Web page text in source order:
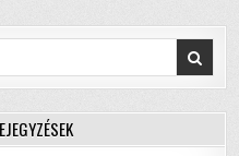
ÖNFELADÁS
ÉS
VÁGYAK
TÖRTÉNETE